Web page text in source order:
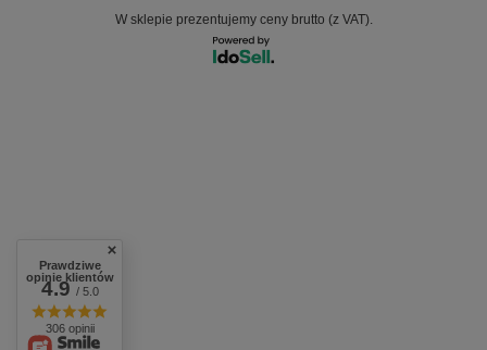
W sklepie prezentujemy ceny brutto (z VAT).
Prawdziwe
opinie klientów
4.9/ 5.0
306 opinii